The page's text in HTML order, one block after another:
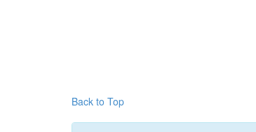
Back to Top